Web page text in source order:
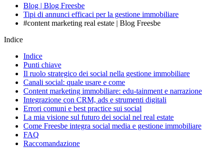
Blog | Blog Freesbe
Tipi di annunci efficaci per la gestione immobiliare
#content marketing real estate | Blog Freesbe
Indice
Indice
Punti chiave
Il ruolo strategico dei social nella gestione immobiliare
Canali social: quale usare e come
Content marketing immobiliare: edu-tainment e narrazione
Integrazione con CRM, ads e strumenti digitali
Errori comuni e best practice sui social
La mia visione sul futuro dei social nel real estate
Come Freesbe integra social media e gestione immobiliare
FAQ
Raccomandazione